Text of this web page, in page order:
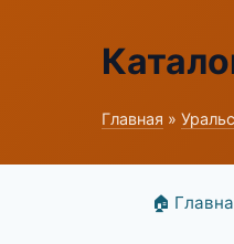
Главная »
🏠